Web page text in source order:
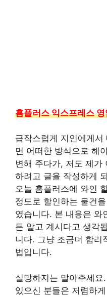
홈플러스 익스프레스
급작스럽게 지인에게서
면 어떠한 방식으로 해
변해 주다가, 저도 제가
하려고 글을 작성하게
오늘 홈플러스에 와인
정도로 할인하는 물건
였습니다. 본 내용은 와
든 알고 계시다고 생각
니다. 그냥 조금더 합리
법입니다.
실망하지는 말아주세
있으신 분들은 저렴하